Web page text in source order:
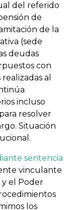
del referido
de
de la
(sede
deudas
con
al
incluso
resolver
Situación
sentencia
vinculante
y el Poder
los